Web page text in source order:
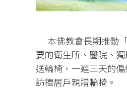
本佛教會長期推動
要的衛生所、醫院、
送輪椅，一連三天的
訪獨居戶親贈輪椅。